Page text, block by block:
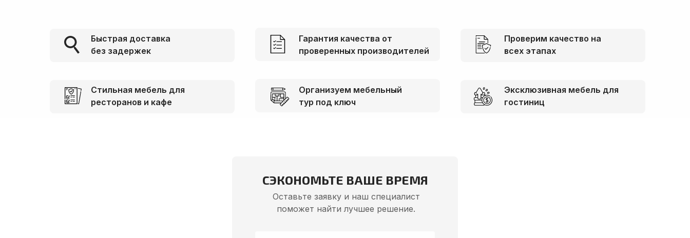
Эксклюзивная мебель для
гостиниц
Организуем мебельный
тур под ключ
Стильная мебель для
ресторанов и кафе
Проверим качество на
всех этапах
Гарантия качества от
проверенных производителей
Быстрая доставка
без задержек
Оставьте заявку и наш специалист
поможет найти лучшее решение.
СЭКОНОМЬТЕ ВАШЕ ВРЕМЯ